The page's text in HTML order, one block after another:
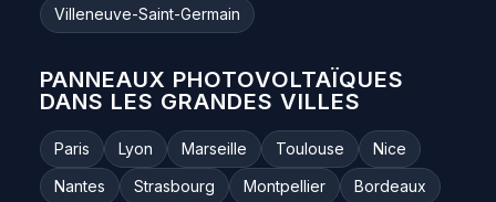
Villeneuve-Saint-Germain
PANNEAUX PHOTOVOLTAÏQUES
DANS LES GRANDES VILLES
Paris Lyon Marseille Toulouse
Nice
Nantes
Strasbourg Montpellier
Bordeaux